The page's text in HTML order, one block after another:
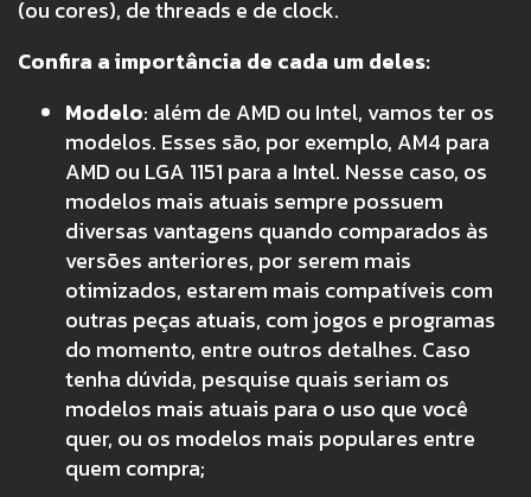
(ou cores), de threads e de clock.
Confira a importância de cada um deles:
Modelo: além de AMD ou Intel, vamos ter os
modelos. Esses são, por exemplo, AM4 para
AMD ou LGA 1151 para a Intel. Nesse caso, os
modelos mais atuais sempre possuem
diversas vantagens quando comparados às
versões anteriores, por serem mais
otimizados, estarem mais compatíveis com
outras peças atuais, com jogos e programas
do momento, entre outros detalhes. Caso
tenha dúvida, pesquise quais seriam os
modelos mais atuais para o uso que você
quer, ou os modelos mais populares entre
quem compra;